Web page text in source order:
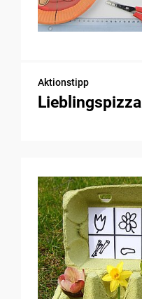
Aktionstipp
Lieblingspizza